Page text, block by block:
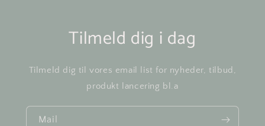
Tilmeld dig i dag
Tilmeld dig til vores email list for nyheder, tilbud,
produkt lancering bl.a
Mail